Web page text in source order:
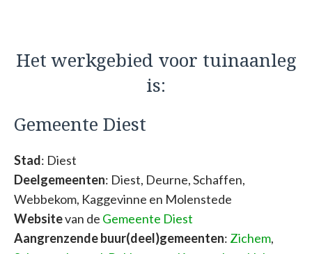
Het werkgebied voor tuinaanleg
is:
Gemeente Diest
Stad: Diest
Deelgemeenten: Diest, Deurne, Schaffen,
Webbekom, Kaggevinne en Molenstede
Websitevan de Gemeente Diest
Aangrenzende buur(deel)gemeenten: Zichem,